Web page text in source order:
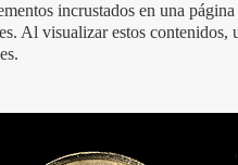
presta
incrustados en una
Al visualizar estos contenidos,